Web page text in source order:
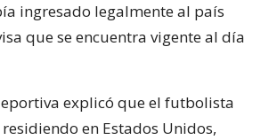
ingresado legalmente al país
que se encuentra vigente al día
explicó que el futbolista
en Estados Unidos,